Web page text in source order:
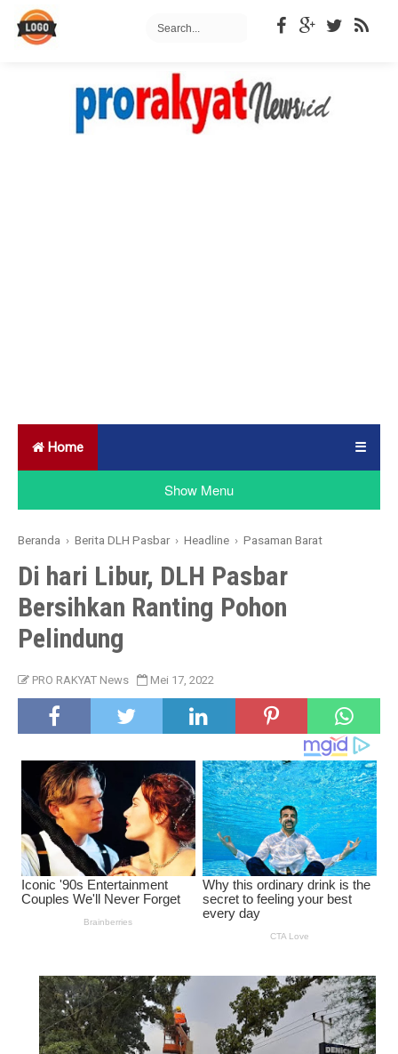
Home ☰
Show Menu
Beranda ›Berita DLH Pasbar ›Headline ›Pasaman Barat
Di hari Libur, DLH Pasbar
Bersihkan Ranting Pohon
Pelindung
PRO RAKYAT News Mei 17, 2022